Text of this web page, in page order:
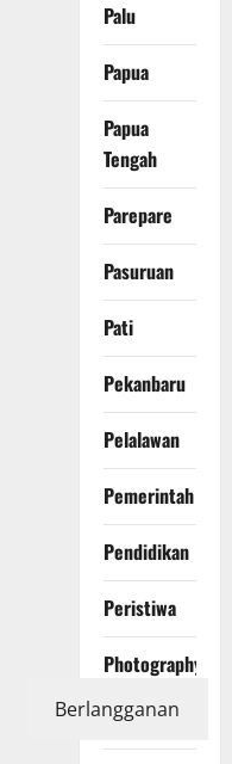
Palu
Papua
Papua
Tengah
Parepare
Pasuruan
Pati
Pekanbaru
Pelalawan
Pemerintah
Pendidikan
Peristiwa
Photography
Politics
Berlangganan